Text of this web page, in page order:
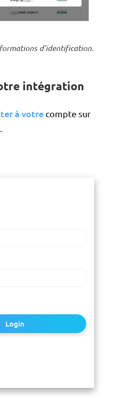
d'identification.
intégration
à votre compte sur
Login